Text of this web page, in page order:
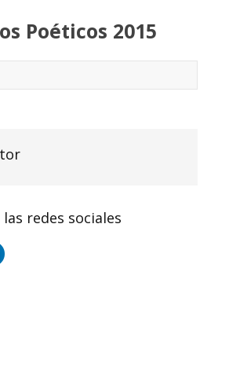
Poéticos 2015
redes sociales